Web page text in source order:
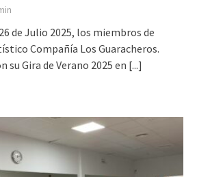
de Julio 2025, los miembros de
Compañía Los Guaracheros.
su Gira de Verano 2025 en [...]